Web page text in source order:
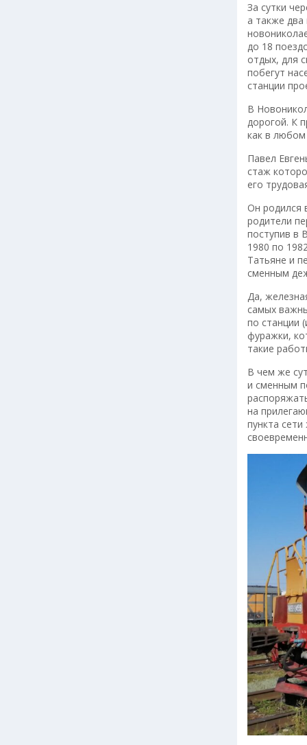
За сутки
а также
до 18
отдых, для
побегут
станции
В
дорогой. К
как в
Павел
стаж
его
Он родился
родители
поступив в
1980 по
Татьяне и
сменным
Да,
самых
по станции
фуражки,
такие
В чем же
и сменным
на
пункта